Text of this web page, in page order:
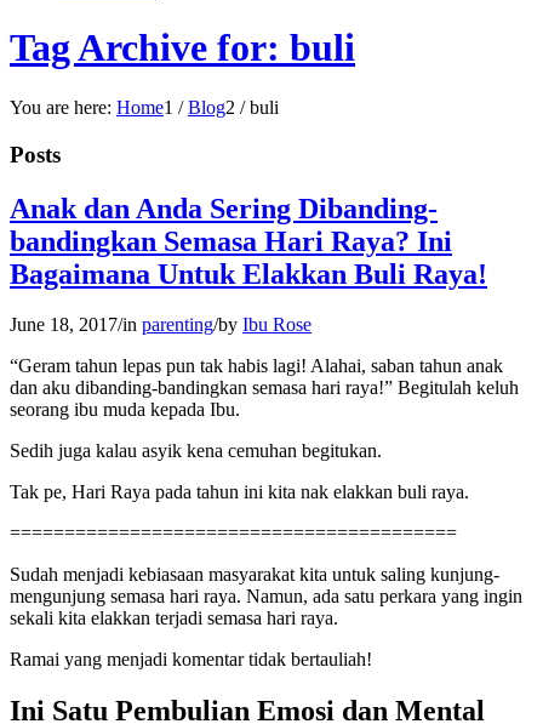
Tag Archive for: buli
You are here: Home1 / Blog2 / buli
Posts
Anak dan Anda Sering Dibanding-
bandingkan Semasa Hari Raya? Ini
Bagaimana Untuk Elakkan Buli Raya!
June 18, 2017/in parenting/by Ibu Rose
“Geram tahun lepas pun tak habis lagi! Alahai, saban tahun anak
dan aku dibanding-bandingkan semasa hari raya!” Begitulah keluh
seorang ibu muda kepada Ibu.
Sedih juga kalau asyik kena cemuhan begitukan.
Tak pe, Hari Raya pada tahun ini kita nak elakkan buli raya.
=========================================
Sudah menjadi kebiasaan masyarakat kita untuk saling kunjung-
mengunjung semasa hari raya. Namun, ada satu perkara yang ingin
sekali kita elakkan terjadi semasa hari raya.
Ramai yang menjadi komentar tidak bertauliah!
Ini Satu Pembulian Emosi dan Mental